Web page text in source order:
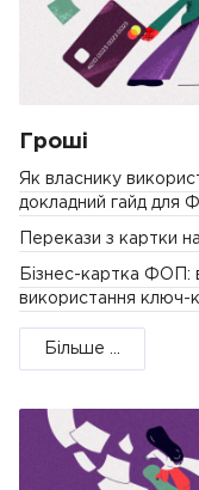
Гроші
Як власнику
докладний гайд для
Перекази з картки
Бізнес-картка ФОП:
використання ключ-
Більше ...